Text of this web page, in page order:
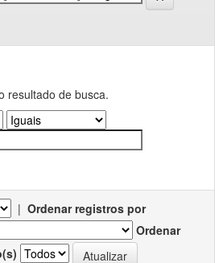
resultado de busca.
| Ordenar registros por
Ordenar